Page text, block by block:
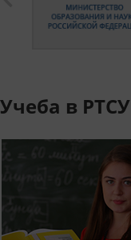
Учеба в РТСУ